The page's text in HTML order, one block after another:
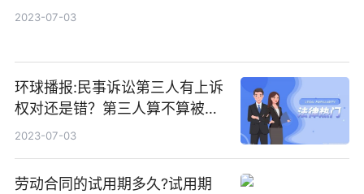
2023-07-03
环球播报:民事诉讼第三人有上诉
权对还是错？第三人算不算被
告？
2023-07-03
劳动合同的试用期多久?试用期